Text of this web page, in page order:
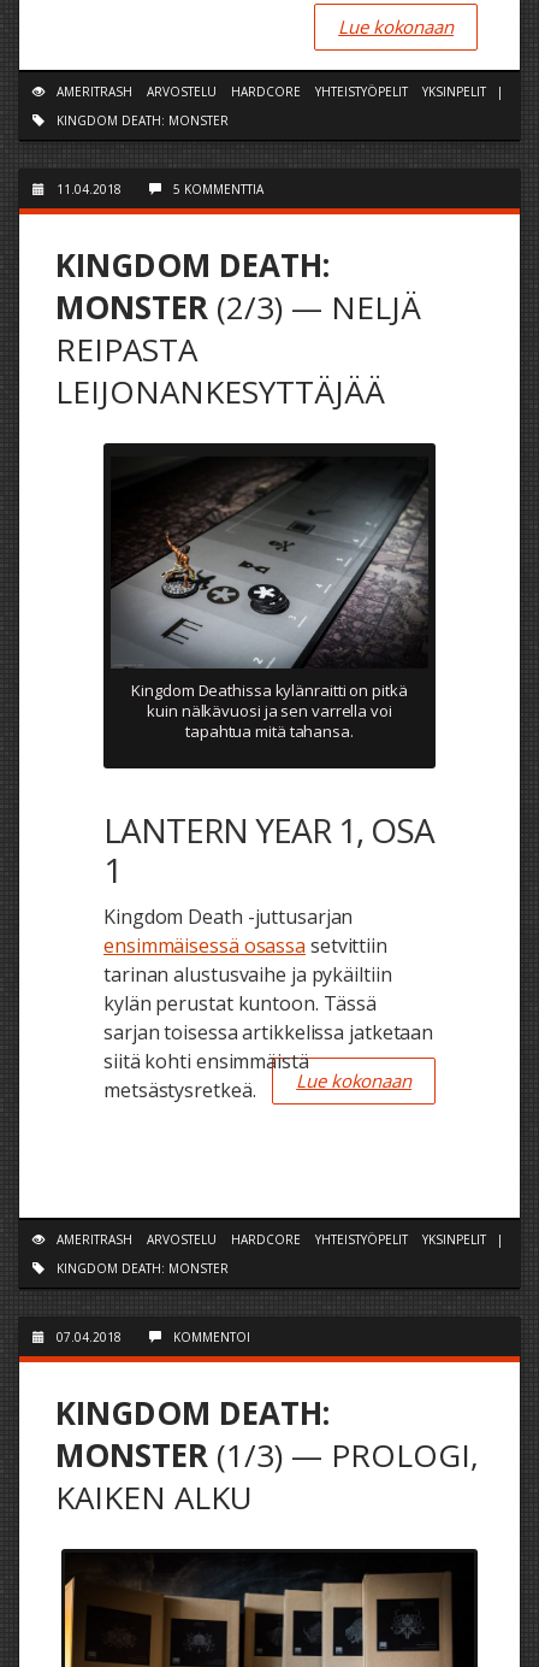
Lue kokonaan
AMERITRASH ARVOSTELU HARDCORE YHTEISTYÖPELIT YKSINPELIT
|
KINGDOM DEATH: MONSTER
11.04.2018 5 KOMMENTTIA
KINGDOM DEATH:
MONSTER (2/3) — NELJÄ
REIPASTA
LEIJONANKESYTTÄJÄÄ
Kingdom Deathissa kylänraitti on pitkä
kuin nälkävuosi ja sen varrella voi
tapahtua mitä tahansa.
LANTERN YEAR 1, OSA
1
Kingdom Death -juttusarjan
ensimmäisessä osassa setvittiin
tarinan alustusvaihe ja pykäiltiin
kylän perustat kuntoon. Tässä
sarjan toisessa artikkelissa jatketaan
siitä kohti ensimmäistä
metsästysretkeä.
Lue kokonaan
AMERITRASH ARVOSTELU HARDCORE YHTEISTYÖPELIT YKSINPELIT
|
KINGDOM DEATH: MONSTER
07.04.2018 KOMMENTOI
KINGDOM DEATH:
MONSTER (1/3) — PROLOGI,
KAIKEN ALKU